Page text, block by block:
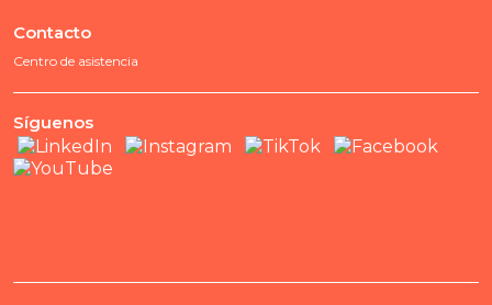
Contacto
Centro de asistencia
Síguenos